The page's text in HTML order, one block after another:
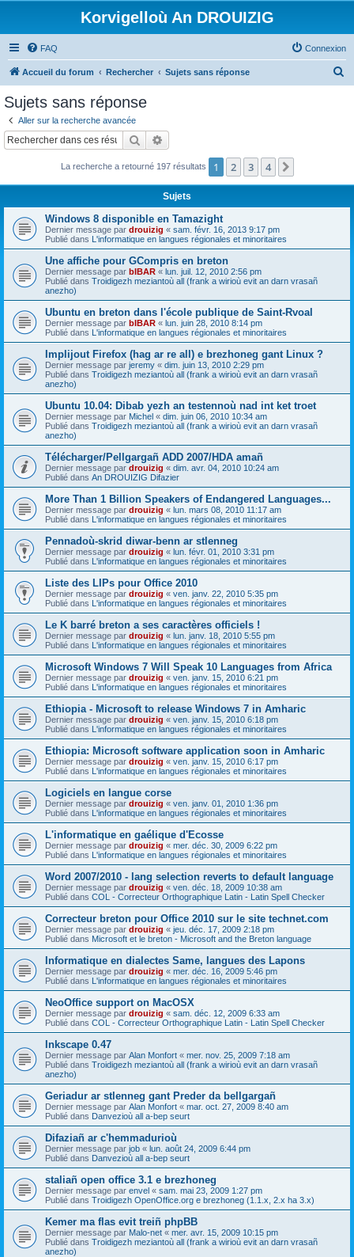
Korvigelloù An DROUIZIG
FAQ Connexion
Accueil du forum Rechercher Sujets sans réponse
c
Sujets sans réponse
Aller sur la recherche avancée
Rechercher
La recherche a retourné 197 résultats 1 2 3 4
Sujets
Windows 8 disponible en Tamazight
Dernier message par drouizig « sam. févr. 16, 2013 9:17 pm
Publié dans L'informatique en langues régionales et minoritaires
Une affiche pour GCompris en breton
Dernier message par bIBAR « lun. juil. 12, 2010 2:56 pm
Publié dans Troidigezh meziantoù all (frank a wirioù evit an darn vrasañ
anezho)
Ubuntu en breton dans l'école publique de Saint-Rvoal
Dernier message par bIBAR « lun. juin 28, 2010 8:14 pm
Publié dans L'informatique en langues régionales et minoritaires
Implijout Firefox (hag ar re all) e brezhoneg gant Linux ?
Dernier message par jeremy « dim. juin 13, 2010 2:29 pm
Publié dans Troidigezh meziantoù all (frank a wirioù evit an darn vrasañ
anezho)
Ubuntu 10.04: Dibab yezh an testennoù nad int ket troet
Dernier message par Michel « dim. juin 06, 2010 10:34 am
Publié dans Troidigezh meziantoù all (frank a wirioù evit an darn vrasañ
anezho)
Télécharger/Pellgargañ ADD 2007/HDA amañ
Dernier message par drouizig « dim. avr. 04, 2010 10:24 am
Publié dans An DROUIZIG Difazier
More Than 1 Billion Speakers of Endangered Languages...
Dernier message par drouizig « lun. mars 08, 2010 11:17 am
Publié dans L'informatique en langues régionales et minoritaires
Pennadoù-skrid diwar-benn ar stlenneg
Dernier message par drouizig « lun. févr. 01, 2010 3:31 pm
Publié dans L'informatique en langues régionales et minoritaires
Liste des LIPs pour Office 2010
Dernier message par drouizig « ven. janv. 22, 2010 5:35 pm
Publié dans L'informatique en langues régionales et minoritaires
Le K barré breton a ses caractères officiels !
Dernier message par drouizig « lun. janv. 18, 2010 5:55 pm
Publié dans L'informatique en langues régionales et minoritaires
Microsoft Windows 7 Will Speak 10 Languages from Africa
Dernier message par drouizig « ven. janv. 15, 2010 6:21 pm
Publié dans L'informatique en langues régionales et minoritaires
Ethiopia - Microsoft to release Windows 7 in Amharic
Dernier message par drouizig « ven. janv. 15, 2010 6:18 pm
Publié dans L'informatique en langues régionales et minoritaires
Ethiopia: Microsoft software application soon in Amharic
Dernier message par drouizig « ven. janv. 15, 2010 6:17 pm
Publié dans L'informatique en langues régionales et minoritaires
Logiciels en langue corse
Dernier message par drouizig « ven. janv. 01, 2010 1:36 pm
Publié dans L'informatique en langues régionales et minoritaires
L'informatique en gaélique d'Ecosse
Dernier message par drouizig « mer. déc. 30, 2009 6:22 pm
Publié dans L'informatique en langues régionales et minoritaires
Word 2007/2010 - lang selection reverts to default language
Dernier message par drouizig « ven. déc. 18, 2009 10:38 am
Publié dans COL - Correcteur Orthographique Latin - Latin Spell Checker
Correcteur breton pour Office 2010 sur le site technet.com
Dernier message par drouizig « jeu. déc. 17, 2009 2:18 pm
Publié dans Microsoft et le breton - Microsoft and the Breton language
Informatique en dialectes Same, langues des Lapons
Dernier message par drouizig « mer. déc. 16, 2009 5:46 pm
Publié dans L'informatique en langues régionales et minoritaires
NeoOffice support on MacOSX
Dernier message par drouizig « sam. déc. 12, 2009 6:33 am
Publié dans COL - Correcteur Orthographique Latin - Latin Spell Checker
Inkscape 0.47
Dernier message par Alan Monfort « mer. nov. 25, 2009 7:18 am
Publié dans Troidigezh meziantoù all (frank a wirioù evit an darn vrasañ
anezho)
Geriadur ar stlenneg gant Preder da bellgargañ
Dernier message par Alan Monfort « mar. oct. 27, 2009 8:40 am
Publié dans Danvezioù all a-bep seurt
Difaziañ ar c'hemmadurioù
Dernier message par job « lun. août 24, 2009 6:44 pm
Publié dans Danvezioù all a-bep seurt
staliañ open office 3.1 e brezhoneg
Dernier message par envel « sam. mai 23, 2009 1:27 pm
Publié dans Troidigezh OpenOffice.org e brezhoneg (1.1.x, 2.x ha 3.x)
Kemer ma flas evit treiñ phpBB
Dernier message par Malo-net « mer. avr. 15, 2009 10:15 pm
Publié dans Troidigezh meziantoù all (frank a wirioù evit an darn vrasañ
anezho)